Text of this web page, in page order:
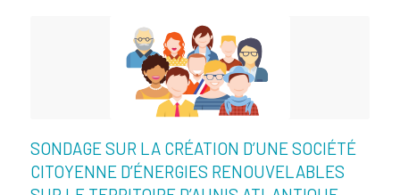
SONDAGE SUR LA CRÉATION D’UNE SOCIÉTÉ
CITOYENNE D’ÉNERGIES RENOUVELABLES